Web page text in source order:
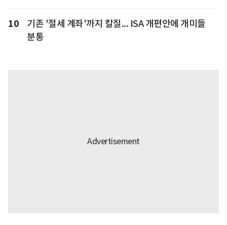
10
기존 '절세 계좌'까지 칼질... ISA 개편안에 개미들
분통